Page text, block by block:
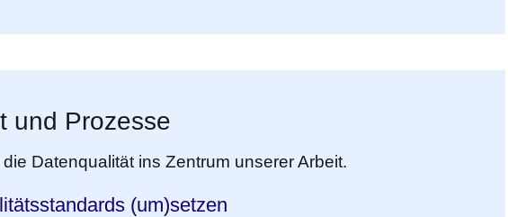
und Prozesse
Datenqualität ins Zentrum unserer Arbeit.
(um)setzen